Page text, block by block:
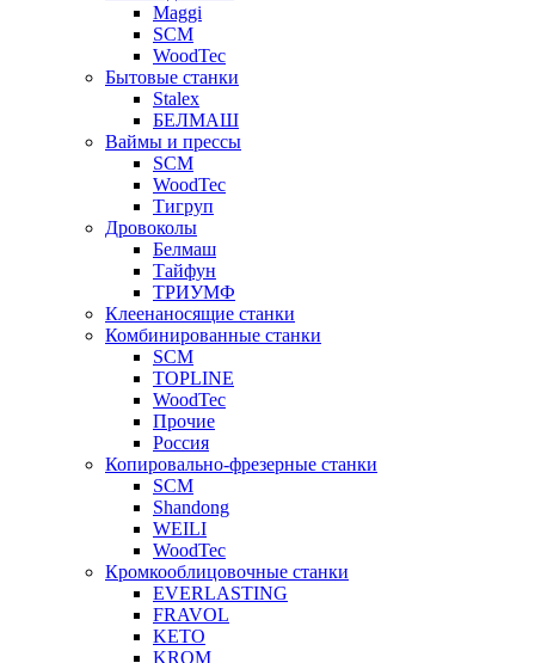
Maggi
SCM
WoodTec
Бытовые станки
Stalex
БЕЛМАШ
Ваймы и прессы
SCM
WoodTec
Тигруп
Дровоколы
Белмаш
Тайфун
ТРИУМФ
Клеенаносящие станки
Комбинированные станки
SCM
TOPLINE
WoodTec
Прочие
Россия
Копировально-фрезерные станки
SCM
Shandong
WEILI
WoodTec
Кромкооблицовочные станки
EVERLASTING
FRAVOL
KETO
KROM